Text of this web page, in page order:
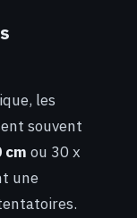
les
souvent
cm ou 30 x
une